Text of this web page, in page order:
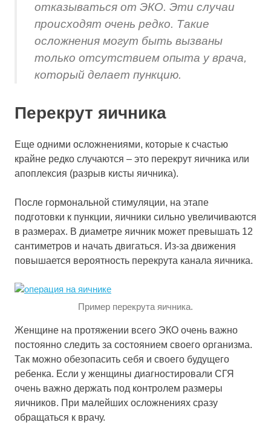
отказываться от ЭКО. Эти случаи
происходят очень редко. Такие
осложнения могут быть вызваны
только отсутствием опыта у врача,
который делает пункцию.
Перекрут яичника
Еще одними осложнениями, которые к счастью
крайне редко случаются – это перекрут яичника или
апоплексия (разрыв кисты яичника).
После гормональной стимуляции, на этапе
подготовки к пункции, яичники сильно увеличиваются
в размерах. В диаметре яичник может превышать 12
сантиметров и начать двигаться. Из-за движения
повышается вероятность перекрута канала яичника.
Пример перекрута яичника.
Женщине на протяжении всего ЭКО очень важно
постоянно следить за состоянием своего организма.
Так можно обезопасить себя и своего будущего
ребенка. Если у женщины диагностировали СГЯ
очень важно держать под контролем размеры
яичников. При малейших осложнениях сразу
обращаться к врачу.